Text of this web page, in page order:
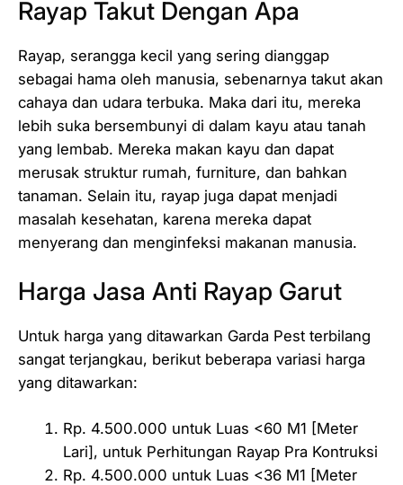
Rayap Takut Dengan Apa
Rayap, serangga kecil yang sering dianggap
sebagai hama oleh manusia, sebenarnya takut akan
cahaya dan udara terbuka. Maka dari itu, mereka
lebih suka bersembunyi di dalam kayu atau tanah
yang lembab. Mereka makan kayu dan dapat
merusak struktur rumah, furniture, dan bahkan
tanaman. Selain itu, rayap juga dapat menjadi
masalah kesehatan, karena mereka dapat
menyerang dan menginfeksi makanan manusia.
Harga Jasa Anti Rayap Garut
Untuk harga yang ditawarkan Garda Pest terbilang
sangat terjangkau, berikut beberapa variasi harga
yang ditawarkan:
Rp. 4.500.000 untuk Luas <60 M1 [Meter
Lari], untuk Perhitungan Rayap Pra Kontruksi
Rp. 4.500.000 untuk Luas <36 M1 [Meter